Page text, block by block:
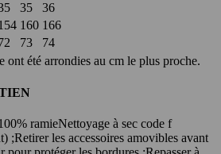
35
36
160 166
73
74
ont été arrondies au cm le plus proche.
ramieNettoyage à sec code f
;Retirer les accessoires amovibles avant